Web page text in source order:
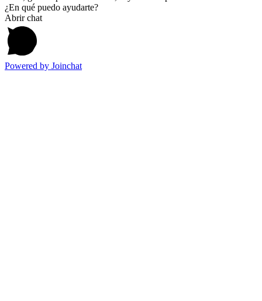
¿En qué puedo ayudarte?
Abrir chat
Powered by Joinchat